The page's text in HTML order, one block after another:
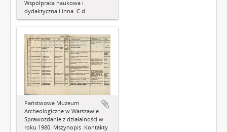
Współpraca naukowa i
dydaktyczna i inna. C.d.
Państwowe Muzeum
Archeologiczne w Warszawie.
Sprawozdanie z działalności w
roku 1980. Mszynopis. Kontakty